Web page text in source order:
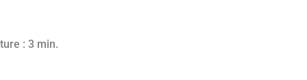
: 3 min.